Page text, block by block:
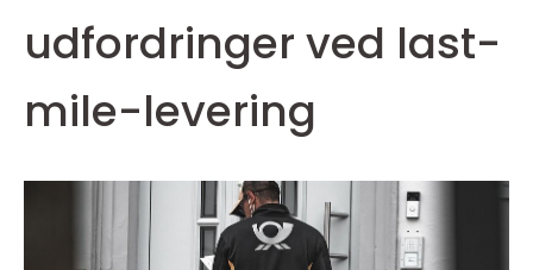
udfordringer ved last-
mile-levering